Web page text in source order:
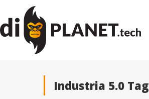
Industria 5.0 Tag